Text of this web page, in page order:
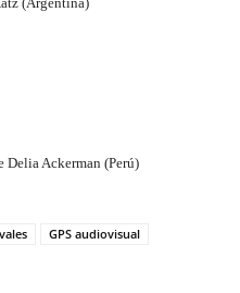
Delia Ackerman (Perú)
GPS audiovisual